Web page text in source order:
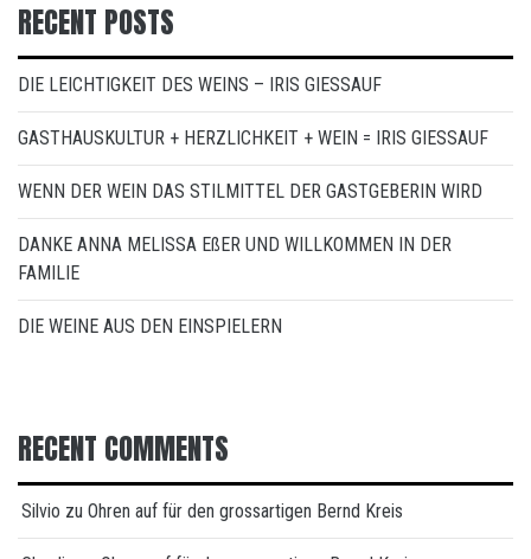
RECENT POSTS
DIE LEICHTIGKEIT DES WEINS – IRIS GIESSAUF
GASTHAUSKULTUR + HERZLICHKEIT + WEIN = IRIS GIESSAUF
WENN DER WEIN DAS STILMITTEL DER GASTGEBERIN WIRD
DANKE ANNA MELISSA EßER UND WILLKOMMEN IN DER
FAMILIE
DIE WEINE AUS DEN EINSPIELERN
RECENT COMMENTS
Silvio zu Ohren auf für den grossartigen Bernd Kreis